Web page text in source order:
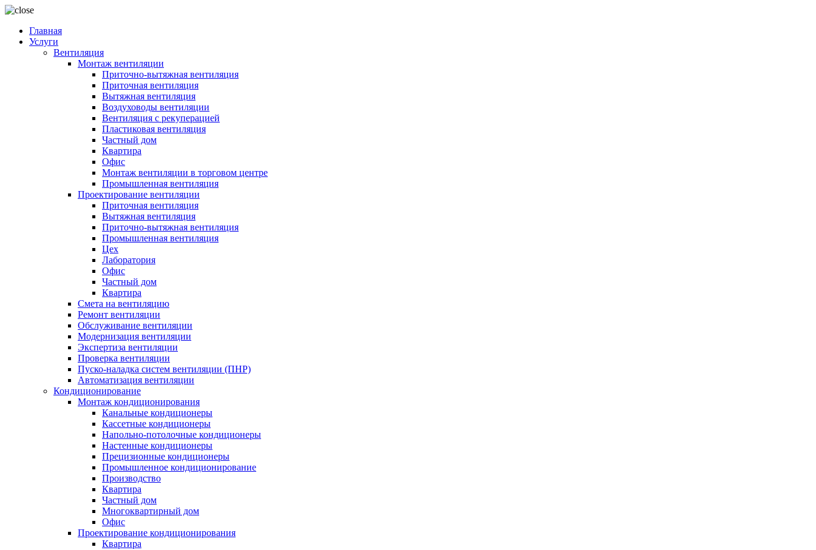
Главная
Услуги
Вентиляция
Монтаж вентиляции
Приточно-вытяжная вентиляция
Приточная вентиляция
Вытяжная вентиляция
Воздуховоды вентиляции
Вентиляция с рекуперацией
Пластиковая вентиляция
Частный дом
Квартира
Офис
Монтаж вентиляции в торговом центре
Промышленная вентиляция
Проектирование вентиляции
Приточная вентиляция
Вытяжная вентиляция
Приточно-вытяжная вентиляция
Промышленная вентиляция
Цех
Лаборатория
Офис
Частный дом
Квартира
Смета на вентиляцию
Ремонт вентиляции
Обслуживание вентиляции
Модернизация вентиляции
Экспертиза вентиляции
Проверка вентиляции
Пуско-наладка систем вентиляции (ПНР)
Автоматизация вентиляции
Кондиционирование
Монтаж кондиционирования
Канальные кондиционеры
Кассетные кондиционеры
Напольно-потолочные кондиционеры
Настенные кондиционеры
Прецизионные кондиционеры
Промышленное кондиционирование
Производство
Квартира
Частный дом
Многоквартирный дом
Офис
Проектирование кондиционирования
Квартира